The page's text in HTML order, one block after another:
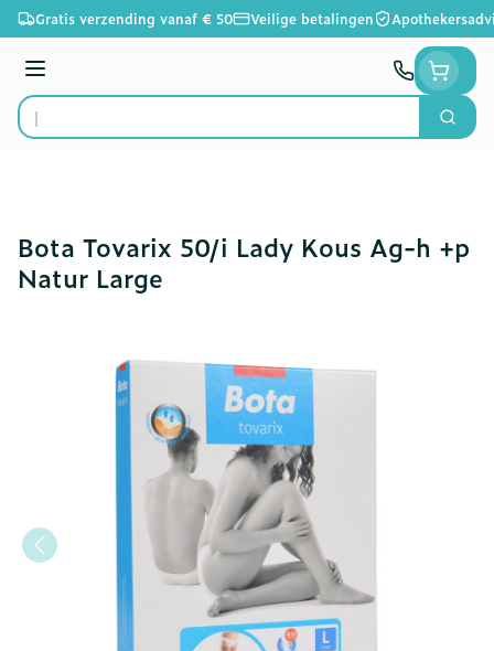
Ga naar de inhoud
Gratis verzending vanaf € 50 Veilige betalingen
Menu
Product, merk, categorie...
Zoek
Bota Tovarix 50/i Lady Kous Ag-h +p
Natur Large